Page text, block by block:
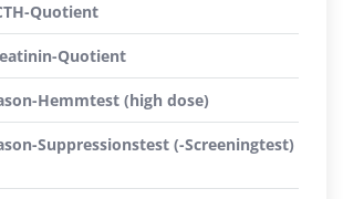
Quotient
Quotient
Hemmtest (high dose)
Suppressionstest (-Screeningtest)